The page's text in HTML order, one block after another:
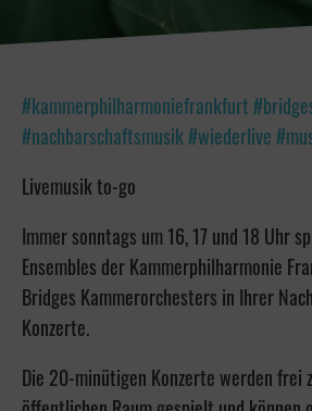
#kammerphilharmoniefrankfurt
#nachbarschaftsmusik #wiederlive
Livemusik to-go
Immer sonntags um 16, 17 und 18 Uhr
Ensembles der Kammerphilharmonie
Bridges Kammerorchesters in Ihrer
Konzerte.
Die 20-minütigen Konzerte werden frei